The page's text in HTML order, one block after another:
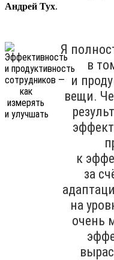
Андрей Тух.
Я
в
и
вещи.
к
за
на
очень